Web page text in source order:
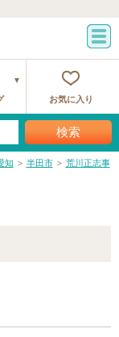
お気に入り
検索
知 半田市
荒川正志事